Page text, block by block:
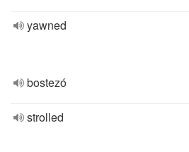
yawned
bostezó
strolled